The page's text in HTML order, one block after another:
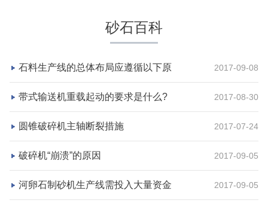
砂石百科
石料生产线的总体布局应遵循以下原 2017-09-08
带式输送机重载起动的要求是什么? 2017-08-30
圆锥破碎机主轴断裂措施 2017-07-24
破碎机“崩溃”的原因 2017-09-05
河卵石制砂机生产线需投入大量资金 2017-09-05